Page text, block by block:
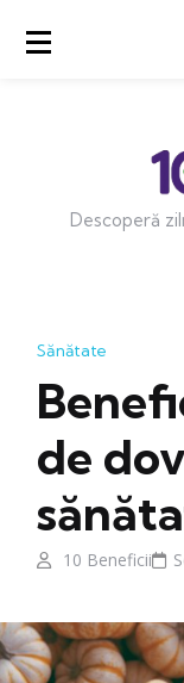
Descoperă
Sănătate
de
10 Beneficii